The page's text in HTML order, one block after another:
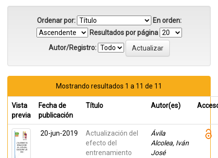
Ordenar por:
En orden:
Resultados por página
Autor/Registro:
Mostrando resultados 1 a 11 de 11
Vista
previa
Fecha de
publicación
Título Autor(es)
20-jun-2019
Actualización del
efecto del
entrenamiento
Ávila
Alcolea, Iván
José